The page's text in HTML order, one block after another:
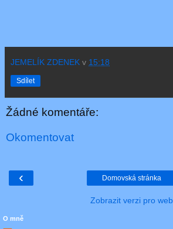
JEMELÍK ZDENEK v 15:18
Sdílet
Žádné komentáře:
Okomentovat
‹ Domovská stránka
Zobrazit verzi pro web
O mně